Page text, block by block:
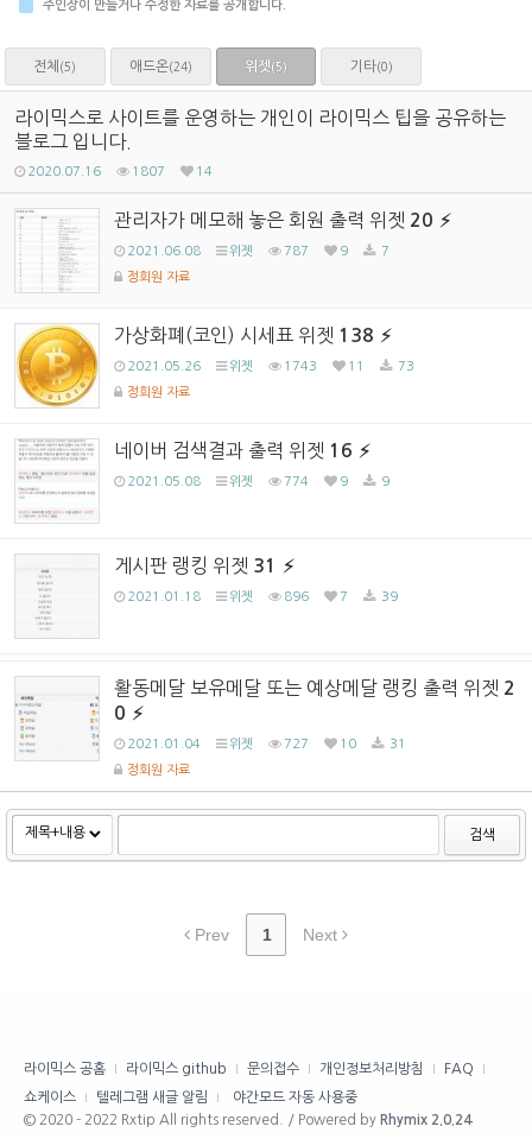
주인장이 만들거나 수정한 자료를 공개합니다.
전체 (5) 애드온(24) 위젯 (5) 기타(0)
라이믹스로 사이트를 운영하는 개인이 라이믹스 팁을 공유하는
블로그 입니다.
2020.07.16 1807 14
관리자가 메모해 놓은 회원 출력 위젯 20
2021.06.08 위젯 787 9
7
정회원 자료
가상화폐(코인) 시세표 위젯 138
2021.05.26 위젯 1743 11
73
정회원 자료
네이버 검색결과 출력 위젯 16
2021.05.08 위젯 774 9 9
게시판 랭킹 위젯 31
2021.01.18 위젯 896 7 39
활동메달 보유메달 또는 예상메달 랭킹 출력 위젯 2
0
2021.01.04 위젯 727 10
31
정회원 자료
검색
Prev 1 Next
라이믹스 공홈 라이믹스 github 문의접수 개인정보처리방침
FAQ
쇼케이스
텔레그램 새글 알림
야간모드 자동 사용중
© 2020 - 2022 Rxtip All rights reserved. / Powered by Rhymix 2.0.24